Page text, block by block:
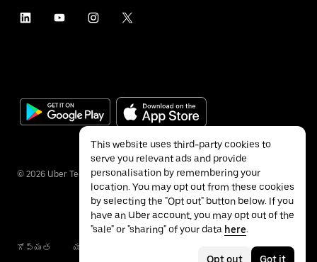
© 2026 Uber Technologies Inc.
గోప్యత యాక్సెసబిలిటీ
This website uses third-party cookies to
serve you relevant ads and provide
personalisation by remembering your
location. You may opt out from these cookies
by selecting the "Opt out" button below. If you
have an Uber account, you may opt out of the
"sale" or "sharing" of your data here.
Opt out Got it